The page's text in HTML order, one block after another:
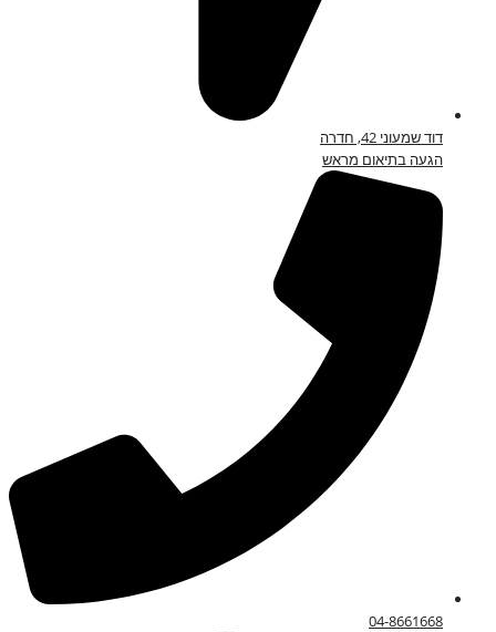
דוד שמעוני 42, חדרה
הגעה בתיאום מראש
04-8661668